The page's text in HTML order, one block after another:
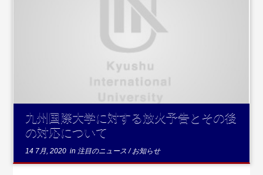
...続きを読む
九州国際大学に対する放火予告とその後
の対応について
14 7月, 2020 in 注目のニュース/お知らせ